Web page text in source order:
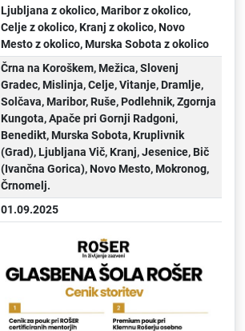
Ljubljana z okolico,Maribor z okolico,
Celje z okolico,Kranj z okolico,Novo
Mesto z okolico,Murska Sobota z okolico
Črna na Koroškem, Mežica, Slovenj
Gradec, Mislinja, Celje, Vitanje, Dramlje,
Solčava, Maribor, Ruše, Podlehnik, Zgornja
Kungota, Apače pri Gornji Radgoni,
Benedikt, Murska Sobota, Kruplivnik
(Grad), Ljubljana Vič, Kranj, Jesenice, Bič
(Ivančna Gorica), Novo Mesto, Mokronog,
Črnomelj.
01.09.2025